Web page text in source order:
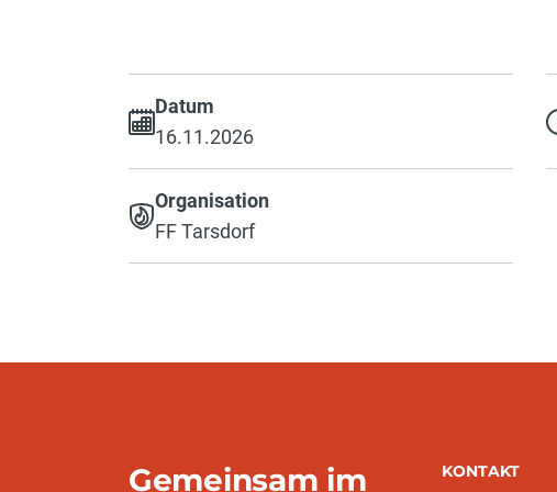
Datum
16.11.2026
Organisation
FF Tarsdorf
Gemeinsam im KONTAKT